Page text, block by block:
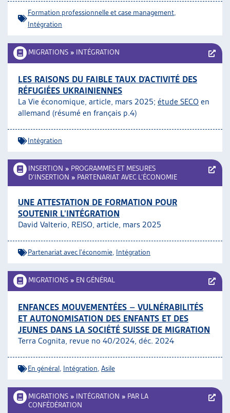
Formation professionnelle et case management
Intégration
MIGRATIONS » INTÉGRATION
LES RAISONS DU FAIBLE TAUX D’ACTIVITÉ DES
RÉFUGIÉES UKRAINIENNES
La Vie économique, article, mars 2025; étude SECO en
allemand (résumé en français p.4)
Intégration
INSERTION » PROGRAMMES ET MESURES
D’INSERTION » PARTENARIAT AVEC L’ÉCONOMIE
UNE ATTESTATION DE FORMATION POUR
SOUTENIR L’INTÉGRATION
David Valterio, REISO, article, mars 2025
Partenariat avec l'économie Intégration
MIGRATIONS » EN GÉNÉRAL
ENFANCES MOUVEMENTÉES – VULNÉRABILITÉS
ET AUTONOMISATION DES ENFANTS ET DES
JEUNES DANS LA SOCIÉTÉ SUISSE DE MIGRATION
Terra Cognita, revue no 40/2024, déc. 2024
En général Intégration Asile
MIGRATIONS » INTÉGRATION » PAR LA
CONFÉDÉRATION